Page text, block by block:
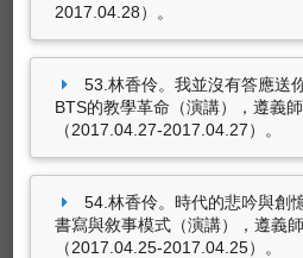
2017.04.28）。
53.林香伶。我並沒有答應送
BTS的教學革命（演講），遵義
（2017.04.27-2017.04.27）。
54.林香伶。時代的悲吟與
書寫與敘事模式（演講），遵義
（2017.04.25-2017.04.25）。